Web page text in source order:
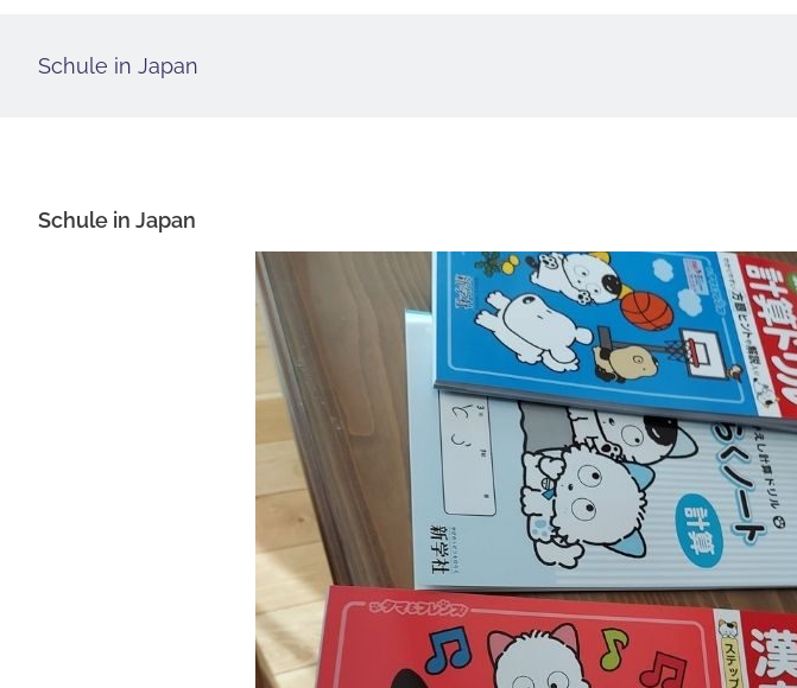
Schule in Japan
Schule in Japan